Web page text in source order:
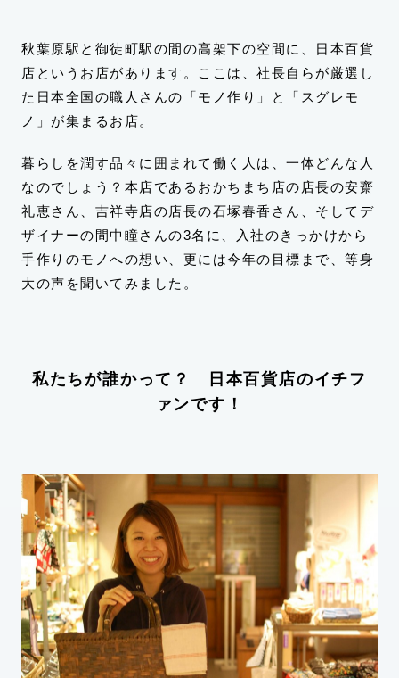
秋葉原駅と御徒町駅の間の高架下の空間に、日本百貨
店というお店があります。ここは、社長自らが厳選し
た日本全国の職人さんの「モノ作り」と「スグレモ
ノ」が集まるお店。
暮らしを潤す品々に囲まれて働く人は、一体どんな人
なのでしょう？本店であるおかちまち店の店長の安齋
礼恵さん、吉祥寺店の店長の石塚春香さん、そしてデ
ザイナーの間中瞳さんの3名に、入社のきっかけから
手作りのモノへの想い、更には今年の目標まで、等身
大の声を聞いてみました。
私たちが誰かって？ 日本百貨店のイチフ
ァンです！